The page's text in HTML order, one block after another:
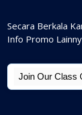
Secara Berkala
Info Promo